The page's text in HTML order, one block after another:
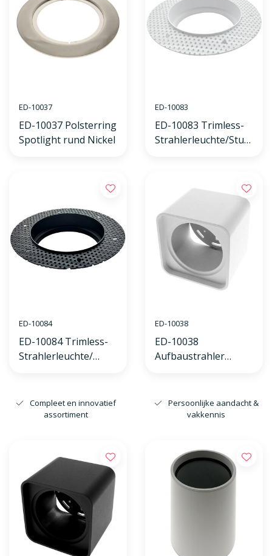
ED-10037
ED-10037 Polsterring
Spotlight rund Nickel
ED-10083
ED-10083 Trimless-
Strahlerleuchte/Stuc
ED-10084
ED-10084 Trimless-
Strahlerleuchte/
ED-10038
ED-10038
Aufbaustrahler
Compleet en innovatief
assortiment
Persoonlijke aandacht &
vakkennis